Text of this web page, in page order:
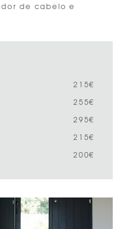
de cabelo e
215€
255€
295€
215€
200€